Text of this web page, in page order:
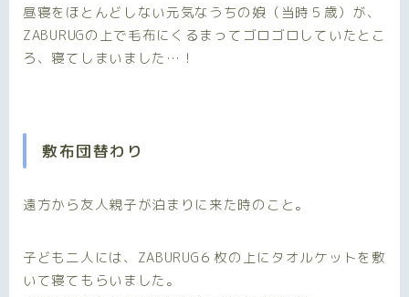
昼寝をほとんどしない元気なうちの娘（当時５歳）が、
ZABURUGの上で毛布にくるまってゴロゴロしていたとこ
ろ、寝てしまいました…！
敷布団替わり
遠方から友人親子が泊まりに来た時のこと。
子ども二人には、ZABURUG６枚の上にタオルケットを敷
いて寝てもらいました。